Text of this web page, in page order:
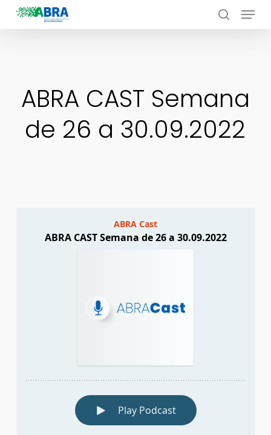
Skip
search
Menu
ABRA CAST Semana
de 26 a 30.09.2022